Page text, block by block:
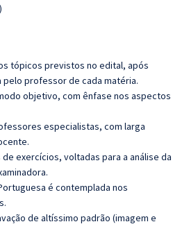
tópicos previstos no edital, após
pelo professor de cada matéria.
objetivo, com ênfase nos aspectos
especialistas, com larga
de exercícios, voltadas para a análise da
é contemplada nos
de altíssimo padrão (imagem e